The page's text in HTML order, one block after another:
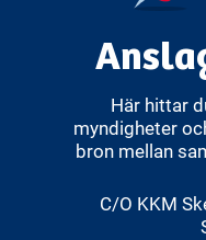
Här hittar
myndigheter
bron mellan
C/O KKM